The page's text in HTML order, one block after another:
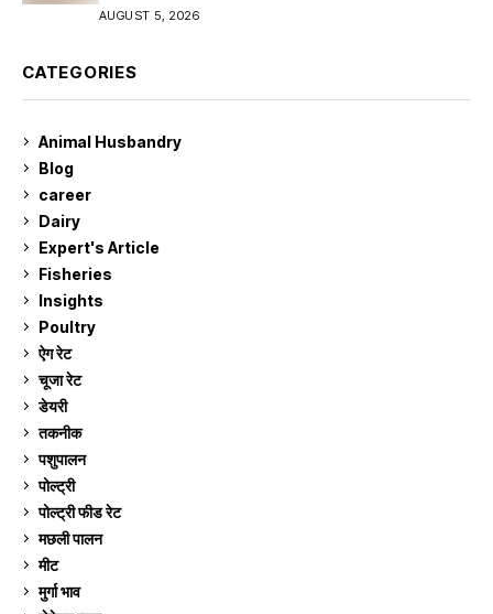
AUGUST 5, 2026
CATEGORIES
Animal Husbandry
Blog
career
Dairy
Expert's Article
Fisheries
Insights
Poultry
ऐग रेट
चूजा रेट
डेयरी
तकनीक
पशुपालन
पोल्ट्री
पोल्ट्री फीड रेट
मछली पालन
मीट
मुर्गा भाव